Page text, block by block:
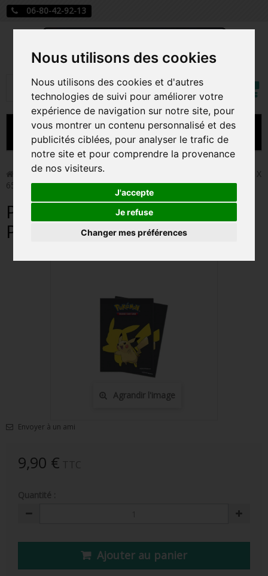
Nous utilisons des cookies
Nous utilisons des cookies et d'autres
technologies de suivi pour améliorer votre
expérience de navigation sur notre site, pour
vous montrer un contenu personnalisé et des
publicités ciblées, pour analyser le trafic de
notre site et pour comprendre la provenance
de nos visiteurs.
J'accepte
Je refuse
Changer mes préférences
06-80-42-92-13
Rechercher
Mon
MENU
CARTE A JOUER
PRÉCOMMANDE FIGURINES POP
FIGURINES POP MANGA
FIGURINES POP DISNEY
FIGURINES POP MARVEL
FIGURINES POP AUTRES FILMS
FIGURINES POP SPORTS
FIGURINES POP HARRY POTTER
FIGURINES POP STAR WARS
FIGURINES POP SEIGNEUR DES ANNEAUX
FIGURINE POP AD ICONS
FIGURINE POP ROYALS FAMILY
Carte a jouer >
PROTEGE CARTES STANDARD PIKACHU X
65 / ULTRA PRO
PROTEGE CARTES STANDARD
PIKACHU X 65 / ULTRA PRO
Agrandir l'image
Envoyer à un ami
9,90 €
Ajouter au panier